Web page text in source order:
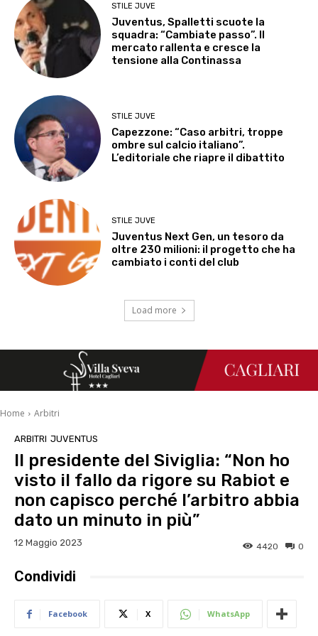
STILE JUVE
Juventus, Spalletti scuote la
squadra: “Cambiate passo”. Il
mercato rallenta e cresce la
tensione alla Continassa
STILE JUVE
Capezzone: “Caso arbitri, troppe
ombre sul calcio italiano”.
L’editoriale che riapre il dibattito
STILE JUVE
Juventus Next Gen, un tesoro da
oltre 230 milioni: il progetto che ha
cambiato i conti del club
Load more